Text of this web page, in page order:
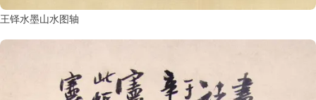
王铎水墨山水图轴